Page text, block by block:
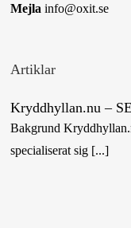
Mejla info@oxit.se
Artiklar
Kryddhyllan.nu –
Bakgrund
specialiserat sig [...]